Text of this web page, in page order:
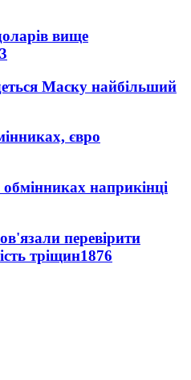
вище
Маску найбільший
євро
наприкінці
перевірити
тріщин1876